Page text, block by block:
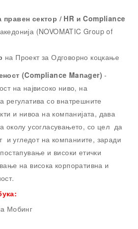
правен сектор / HR и Compliance
(NOVOMATIC Group of
на Проект за Одговорно коцкање
(Compliance Manаger) -
на највисоко ниво, на
регулатива со внатрешните
и нивоа на компанијата, дава
околу усогласувањето, со цел да
и угледот на компаниите, заради
и високи етички
на висока корпоративна и
Мобинг